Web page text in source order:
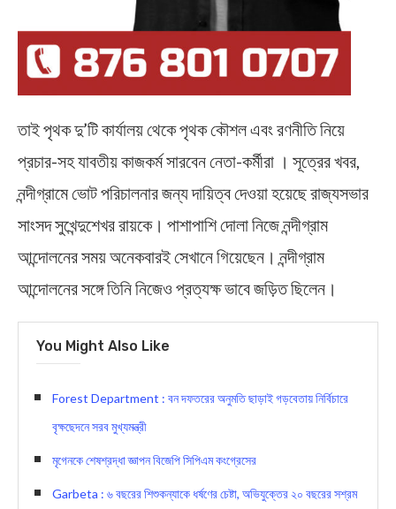
তাই পৃথক দু’টি কার্যালয় থেকে পৃথক কৌশল এবং রণনীতি নিয়ে
প্রচার-সহ যাবতীয় কাজকর্ম সারবেন নেতা-কর্মীরা । সূত্রের খবর,
নন্দীগ্রামে ভোট পরিচালনার জন্য দায়িত্ব দেওয়া হয়েছে রাজ্যসভার
সাংসদ সুখেন্দুশেখর রায়কে। পাশাপাশি দোলা নিজে নন্দীগ্রাম
আন্দোলনের সময় অনেকবারই সেখানে গিয়েছেন। নন্দীগ্রাম
আন্দোলনের সঙ্গে তিনি নিজেও প্রত্যক্ষ ভাবে জড়িত ছিলেন।
You Might Also Like
Forest Department : বন দফতরের অনুমতি ছাড়াই গড়বেতায় নির্বিচারে
বৃক্ষছেদনে সরব মুখ্যমন্ত্রী
মৃগেনকে শেষশ্রদ্ধা জ্ঞাপন বিজেপি সিপিএম কংগ্রেসের
Garbeta : ৬ বছরের শিশুকন্যাকে ধর্ষণের চেষ্টা, অভিযুক্তের ২০ বছরের সশ্রম